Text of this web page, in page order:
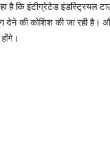
इंटीग्रेटेड इंडस्ट्रियल
की कोशिश की जा रही है।